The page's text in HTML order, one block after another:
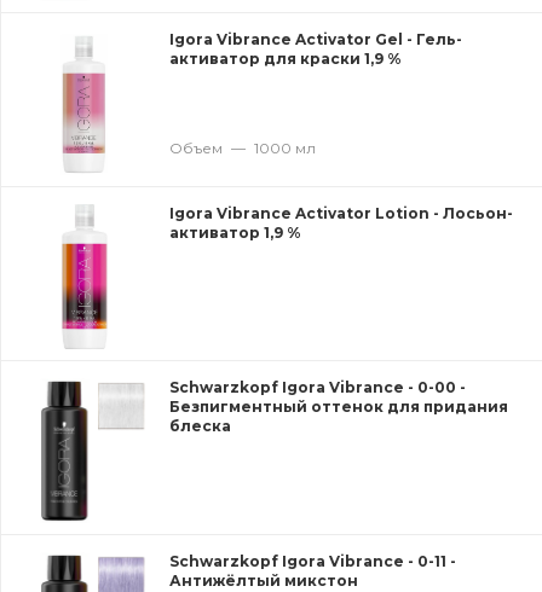
Igora Vibrance Activator Gel - Гель-
активатор для краски 1,9 %
Объем — 1000 мл
Igora Vibrance Activator Lotion - Лосьон-
активатор 1,9 %
Schwarzkopf Igora Vibrance - 0-00 -
Безпигментный оттенок для придания
блеска
Schwarzkopf Igora Vibrance - 0-11 -
Антижёлтый микстон